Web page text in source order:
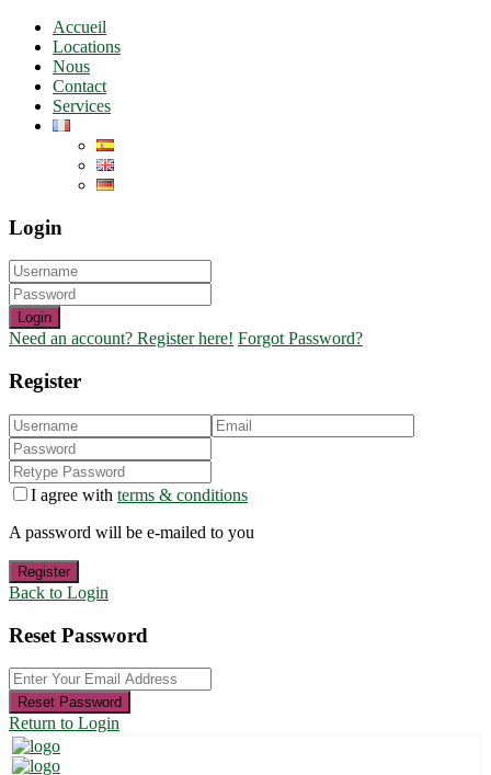
Accueil
Locations
Nous
Contact
Services
Login
Login
Need an account? Register here! Forgot Password?
Register
I agree with terms & conditions
A password will be e-mailed to you
Register
Back to Login
Reset Password
Reset Password
Return to Login